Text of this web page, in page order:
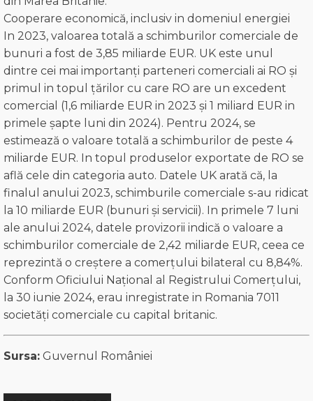
Cooperare economică, inclusiv in domeniul energiei
In 2023, valoarea totală a schimburilor comerciale de
bunuri a fost de 3,85 miliarde EUR. UK este unul
dintre cei mai importanți parteneri comerciali ai RO și
primul in topul țărilor cu care RO are un excedent
comercial (1,6 miliarde EUR in 2023 și 1 miliard EUR in
primele șapte luni din 2024). Pentru 2024, se
estimează o valoare totală a schimburilor de peste 4
miliarde EUR. In topul produselor exportate de RO se
află cele din categoria auto. Datele UK arată că, la
finalul anului 2023, schimburile comerciale s-au ridicat
la 10 miliarde EUR (bunuri și servicii). In primele 7 luni
ale anului 2024, datele provizorii indică o valoare a
schimburilor comerciale de 2,42 miliarde EUR, ceea ce
reprezintă o creștere a comerțului bilateral cu 8,84%.
Conform Oficiului Național al Registrului Comerțului,
la 30 iunie 2024, erau inregistrate in Romania 7011
societăți comerciale cu capital britanic.
Sursa: Guvernul României